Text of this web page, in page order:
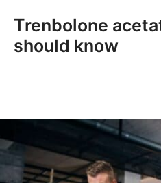
Trenbolone
should know